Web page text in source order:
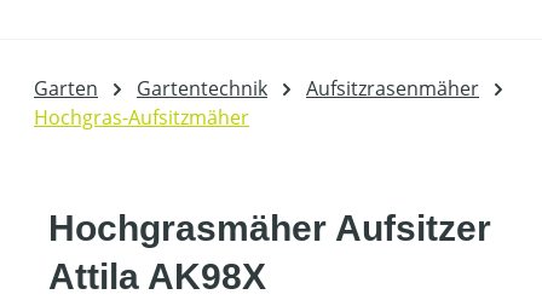
Garten Gartentechnik
Aufsitzrasenmäher
Hochgras-Aufsitzmäher
Hochgrasmäher Aufsitzer
Attila AK98X